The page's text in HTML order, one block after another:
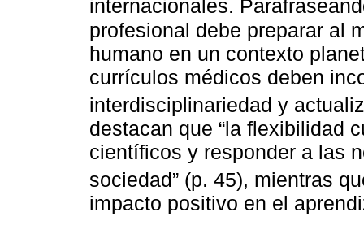
internacionales.
profesional debe preparar al
humano en un contexto
currículos médicos deben
interdisciplinariedad y
destacan que “la flexibilidad
científicos y responder a las
sociedad” (p. 45), mientras
impacto positivo en el